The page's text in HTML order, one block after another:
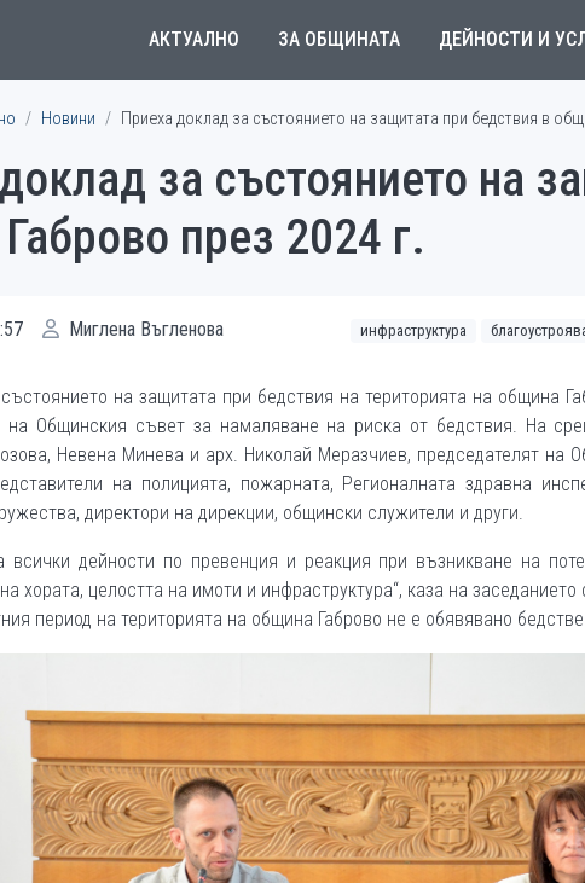
АКТУАЛНО ЗА ОБЩИНАТА ДЕЙНОСТИ И
Новини Приеха доклад за състоянието на защитата при бедствия в
за състоянието на
през 2024 г.
Миглена Въгленова инфраструктура
на защитата при бедствия на територията на община
на Общинския съвет за намаляване на риска от бедствия. На
Невена Минева и арх. Николай Меразчиев, председателят на
на полицията, пожарната, Регионалната здравна
директори на дирекции, общински служители и други.
всички дейности по превенция и реакция при възникване на
хората, целостта на имоти и инфраструктура“, каза на
период на територията на община Габрово не е обявявано